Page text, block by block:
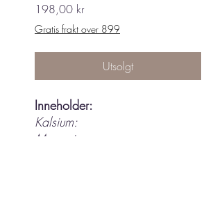
198,00 krPris
Gratis frakt over 899
Utsolgt
Inneholder:
Kalsium:
Magneium: